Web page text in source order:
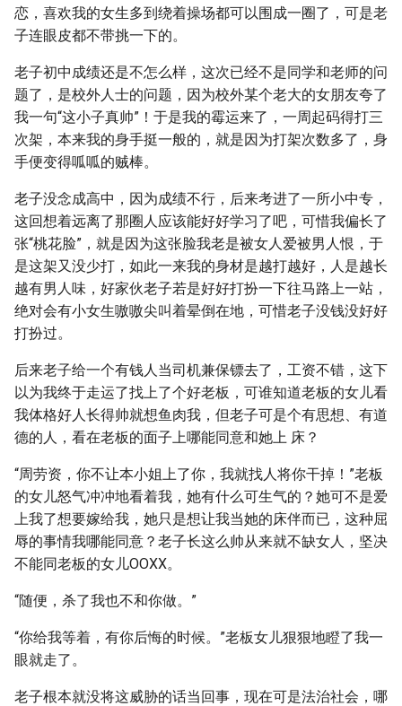
恋，喜欢我的女生多到绕着操场都可以围成一圈了，可是老
子连眼皮都不带挑一下的。
老子初中成绩还是不怎么样，这次已经不是同学和老师的问
题了，是校外人士的问题，因为校外某个老大的女朋友夸了
我一句“这小子真帅”！于是我的霉运来了，一周起码得打三
次架，本来我的身手挺一般的，就是因为打架次数多了，身
手便变得呱呱的贼棒。
老子没念成高中，因为成绩不行，后来考进了一所小中专，
这回想着远离了那圈人应该能好好学习了吧，可惜我偏长了
张“桃花脸”，就是因为这张脸我老是被女人爱被男人恨，于
是这架又没少打，如此一来我的身材是越打越好，人是越长
越有男人味，好家伙老子若是好好打扮一下往马路上一站，
绝对会有小女生嗷嗷尖叫着晕倒在地，可惜老子没钱没好好
打扮过。
后来老子给一个有钱人当司机兼保镖去了，工资不错，这下
以为我终于走运了找上了个好老板，可谁知道老板的女儿看
我体格好人长得帅就想鱼肉我，但老子可是个有思想、有道
德的人，看在老板的面子上哪能同意和她上 床？
“周劳资，你不让本小姐上了你，我就找人将你干掉！”老板
的女儿怒气冲冲地看着我，她有什么可生气的？她可不是爱
上我了想要嫁给我，她只是想让我当她的床伴而已，这种屈
辱的事情我哪能同意？老子长这么帅从来就不缺女人，坚决
不能同老板的女儿OOXX。
“随便，杀了我也不和你做。”
“你给我等着，有你后悔的时候。”老板女儿狠狠地瞪了我一
眼就走了。
老子根本就没将这威胁的话当回事，现在可是法治社会，哪